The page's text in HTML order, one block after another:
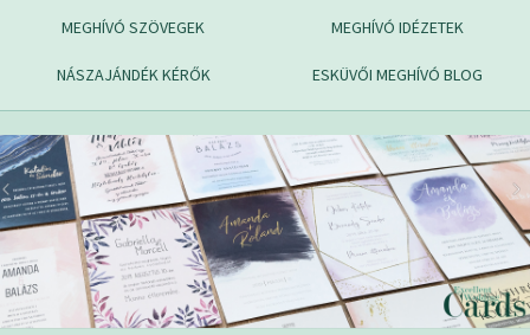
MEGHÍVÓ SZÖVEGEK MEGHÍVÓ IDÉZETEK
NÁSZAJÁNDÉK KÉRŐK ESKÜVŐI MEGHÍVÓ BLOG